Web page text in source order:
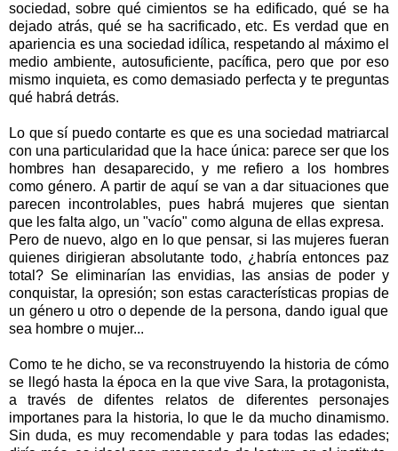
sociedad, sobre qué cimientos se ha edificado, qué se ha
dejado atrás, qué se ha sacrificado, etc. Es verdad que en
apariencia es una sociedad idílica, respetando al máximo el
medio ambiente, autosuficiente, pacífica, pero que por eso
mismo inquieta, es como demasiado perfecta y te preguntas
qué habrá detrás.
Lo que sí puedo contarte es que es una sociedad matriarcal
con una particularidad que la hace única: parece ser que los
hombres han desaparecido, y me refiero a los hombres
como género. A partir de aquí se van a dar situaciones que
parecen incontrolables, pues habrá mujeres que sientan
que les falta algo, un "vacío" como alguna de ellas expresa.
Pero de nuevo, algo en lo que pensar, si las mujeres fueran
quienes dirigieran absolutante todo, ¿habría entonces paz
total? Se eliminarían las envidias, las ansias de poder y
conquistar, la opresión; son estas características propias de
un género u otro o depende de la persona, dando igual que
sea hombre o mujer...
Como te he dicho, se va reconstruyendo la historia de cómo
se llegó hasta la época en la que vive Sara, la protagonista,
a través de difentes relatos de diferentes personajes
importanes para la historia, lo que le da mucho dinamismo.
Sin duda, es muy recomendable y para todas las edades;